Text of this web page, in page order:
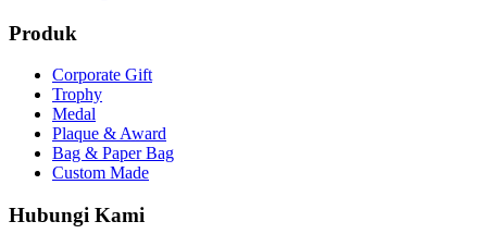
Produk
Corporate Gift
Trophy
Medal
Plaque & Award
Bag & Paper Bag
Custom Made
Hubungi Kami